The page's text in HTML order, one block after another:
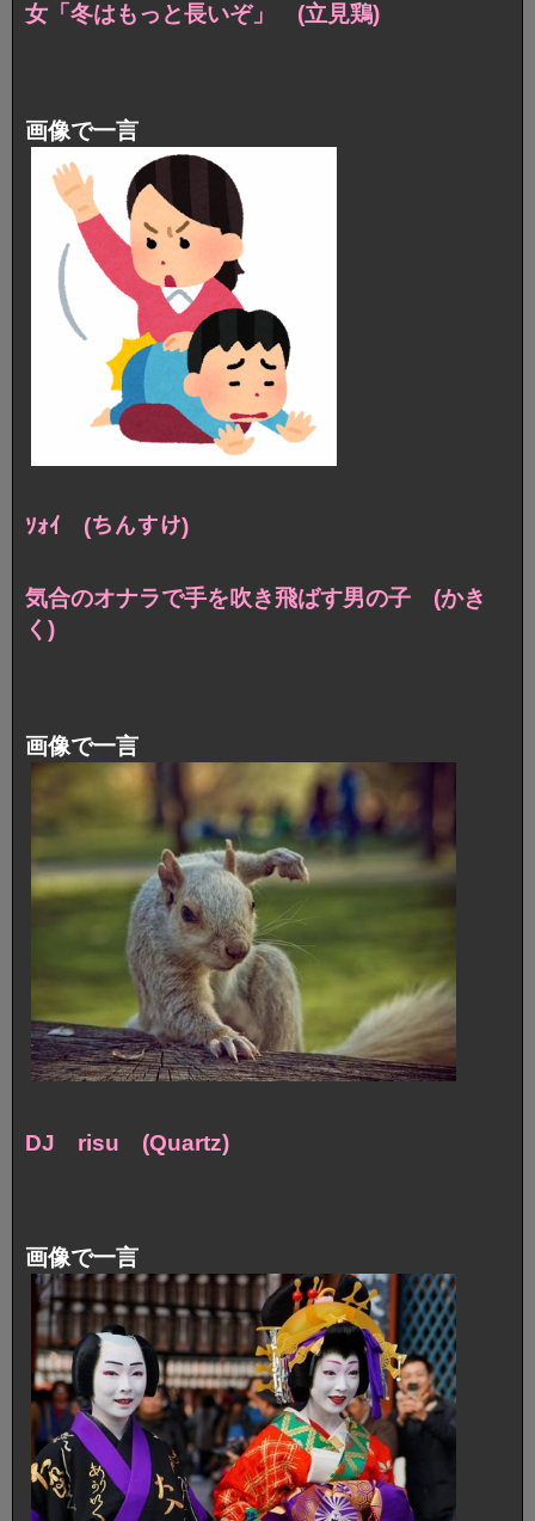
女「冬はもっと長いぞ」 (立見鶏)
画像で一言
ｿｫｲ (ちんすけ)
気合のオナラで手を吹き飛ばす男の子 (かき
く)
画像で一言
DJ risu (Quartz)
画像で一言